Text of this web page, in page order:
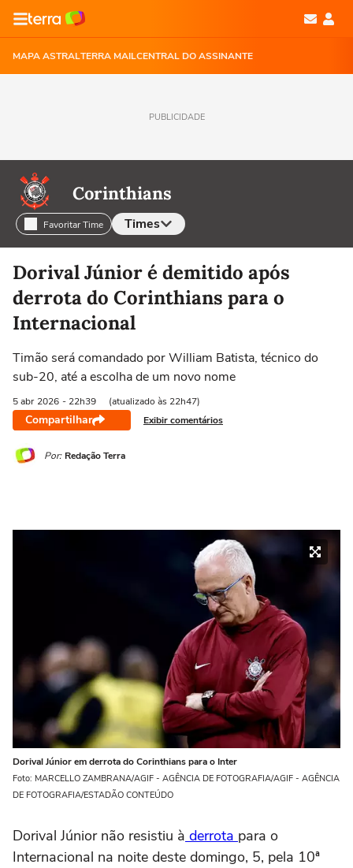
MAPA ASTRALTERRA MAILCENTRAL DO ASSINANTE
PUBLICIDADE
Corinthians
Favoritar Time Times
Selecione o time para ver as notícias
Dorival Júnior é demitido após
derrota do Corinthians para o
Internacional
Timão será comandado por William Batista, técnico do
sub-20, até a escolha de um novo nome
5 abr 2026 - 22h39 (atualizado às 22h47)
Compartilhar Exibir comentários
Por: Redação Terra
Dorival Júnior em derrota do Corinthians para o Inter
Foto: MARCELLO ZAMBRANA/AGIF - AGÊNCIA DE FOTOGRAFIA/AGIF - AGÊNCIA
DE FOTOGRAFIA/ESTADÃO CONTEÚDO
Dorival Júnior não resistiu à derrota para o
Internacional na noite deste domingo, 5, pela 10ª